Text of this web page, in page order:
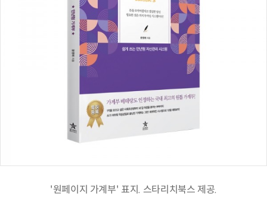
'원페이지 가계부' 표지. 스타리치북스 제공.